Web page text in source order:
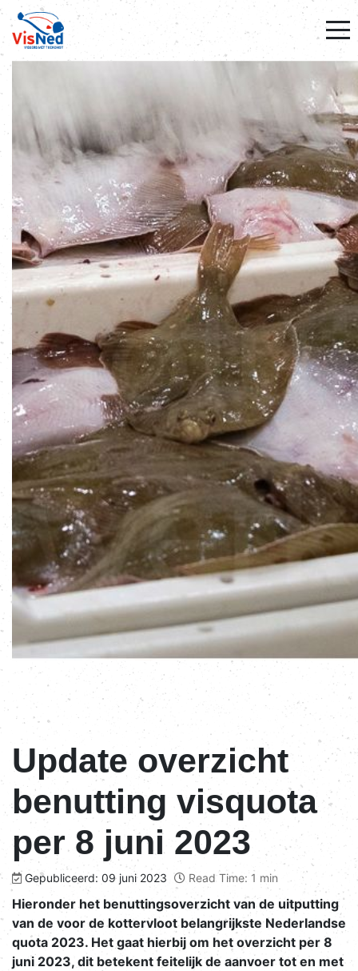
Update overzicht
benutting visquota
per 8 juni 2023
Gepubliceerd: 09 juni 2023 Read Time: 1 min
Hieronder het benuttingsoverzicht van de uitputting
van de voor de kottervloot belangrijkste Nederlandse
quota 2023. Het gaat hierbij om het overzicht per 8
juni 2023, dit betekent feitelijk de aanvoer tot en met